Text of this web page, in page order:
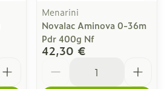
Menarini
Novalac Aminova 0-36m
Pdr 400g Nf
42,30 €